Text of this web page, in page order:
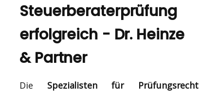
Steuerberaterprüfung
erfolgreich - Dr. Heinze
& Partner
Die Spezialisten für Prüfungsrecht